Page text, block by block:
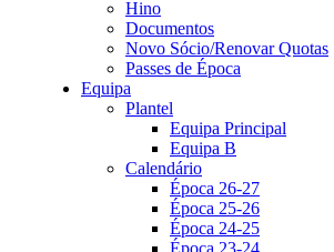
Hino
Documentos
Novo Sócio/Renovar Quotas
Passes de Época
Equipa
Plantel
Equipa Principal
Equipa B
Calendário
Época 26-27
Época 25-26
Época 24-25
Época 23-24